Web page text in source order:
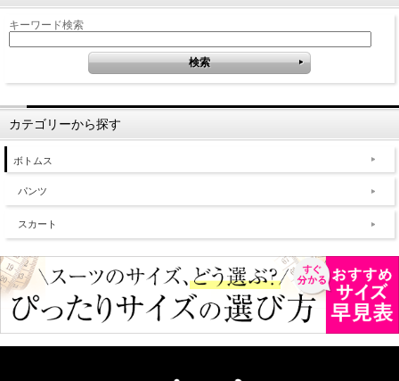
キーワード検索
カテゴリーから探す
ボトムス
パンツ
スカート